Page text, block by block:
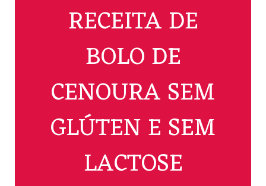
RECEITA DE
BOLO DE
CENOURA SEM
GLÚTEN E SEM
LACTOSE